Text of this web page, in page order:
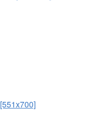
[551x700]